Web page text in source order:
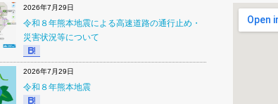
2026年7月29日
令和８年熊本地震による高速道路の通行止め・
災害状況等について
2026年7月29日
令和８年熊本地震